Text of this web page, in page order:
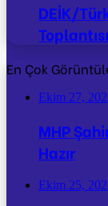
DEİK/
En Çok
Ekim 27,
MHP
Hazır
Ekim 25,